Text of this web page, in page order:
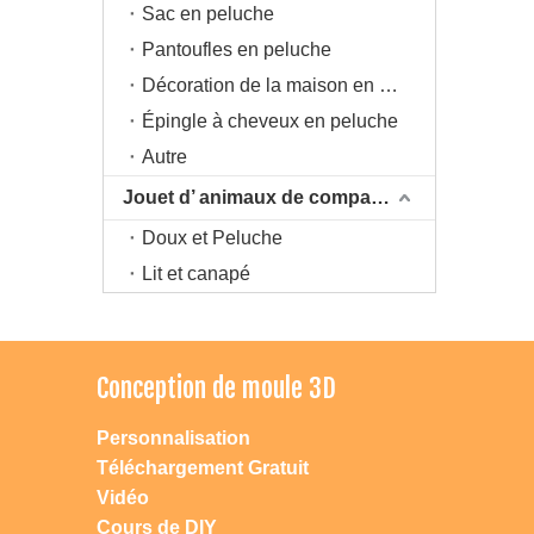
Sac en peluche
Pantoufles en peluche
Décoration de la maison en peluche
Épingle à cheveux en peluche
Autre
Jouet d’ animaux de compagnie
Doux et Peluche
Lit et canapé
Conception de moule 3D
Personnalisation
Téléchargement Gratuit
Vidéo
Cours de DIY